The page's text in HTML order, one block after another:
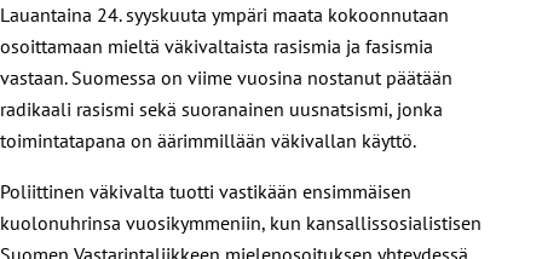
Lauantaina 24. syyskuuta ympäri maata kokoonnutaan
osoittamaan mieltä väkivaltaista rasismia ja fasismia
vastaan. Suomessa on viime vuosina nostanut päätään
radikaali rasismi sekä suoranainen uusnatsismi, jonka
toimintatapana on äärimmillään väkivallan käyttö.
Poliittinen väkivalta tuotti vastikään ensimmäisen
kuolonuhrinsa vuosikymmeniin, kun kansallissosialistisen
Suomen Vastarintaliikkeen mielenosoituksen yhteydessä